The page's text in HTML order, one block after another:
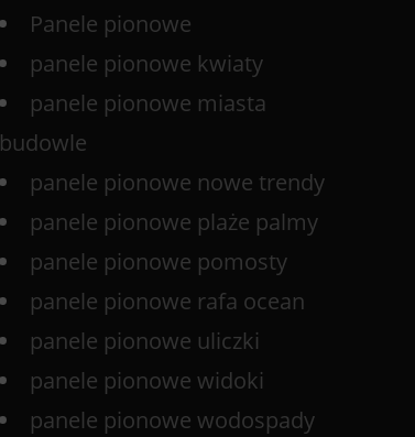
Panele pionowe
panele pionowe kwiaty
panele pionowe miasta
budowle
panele pionowe nowe trendy
panele pionowe plaże palmy
panele pionowe pomosty
panele pionowe rafa ocean
panele pionowe uliczki
panele pionowe widoki
panele pionowe wodospady